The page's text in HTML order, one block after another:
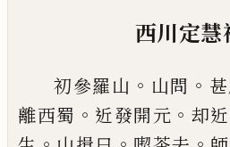
西川定慧
初參羅山 。 山問 。
離西蜀 。 近發開元 。 却